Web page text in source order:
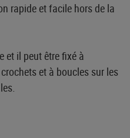
rapide et facile hors de la
et il peut être fixé à
et à boucles sur les